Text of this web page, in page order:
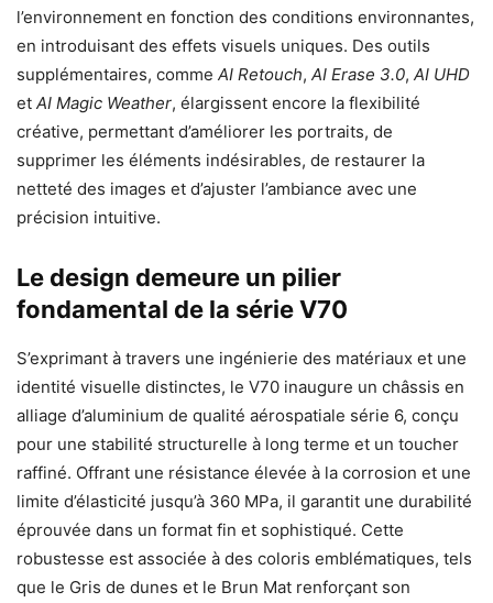
l’environnement en fonction des conditions environnantes,
en introduisant des effets visuels uniques. Des outils
supplémentaires, comme AI Retouch, AI Erase 3.0, AI UHD
et AI Magic Weather, élargissent encore la flexibilité
créative, permettant d’améliorer les portraits, de
supprimer les éléments indésirables, de restaurer la
netteté des images et d’ajuster l’ambiance avec une
précision intuitive.
Le design demeure un pilier
fondamental de la série V70
S’exprimant à travers une ingénierie des matériaux et une
identité visuelle distinctes, le V70 inaugure un châssis en
alliage d’aluminium de qualité aérospatiale série 6, conçu
pour une stabilité structurelle à long terme et un toucher
raffiné. Offrant une résistance élevée à la corrosion et une
limite d’élasticité jusqu’à 360 MPa, il garantit une durabilité
éprouvée dans un format fin et sophistiqué. Cette
robustesse est associée à des coloris emblématiques, tels
que le Gris de dunes et le Brun Mat renforçant son